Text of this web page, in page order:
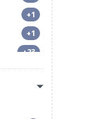
+1
+1
+23